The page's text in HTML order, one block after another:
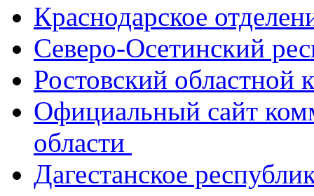
Краснодарское
Северо-Осетинский
Ростовский
Официальный сайт
области
Дагестанское